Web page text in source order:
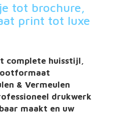
tot brochure,
print tot luxe
complete huisstijl,
& Vermeulen
drukwerk
maakt en uw